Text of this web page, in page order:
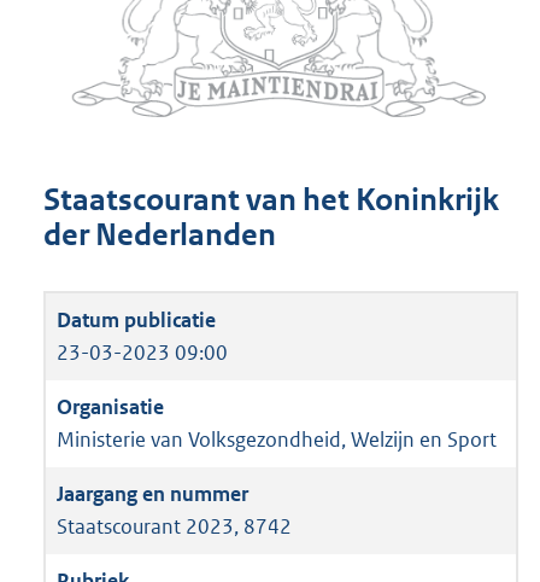
Staatscourant van het Koninkrijk
der Nederlanden
23-03-2023 09:00
Ministerie van Volksgezondheid, Welzijn en Sport
Staatscourant 2023, 8742